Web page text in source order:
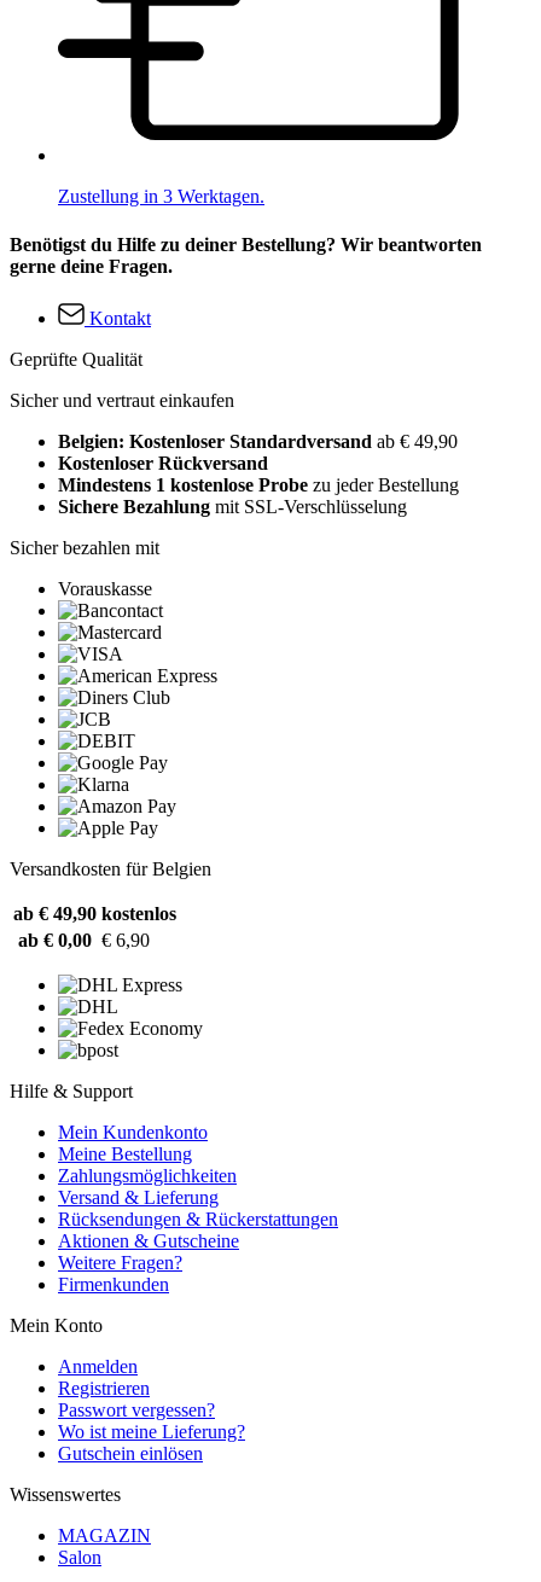
Zustellung in 3 Werktagen.
Benötigst du Hilfe zu deiner Bestellung? Wir beantworten
gerne deine Fragen.
Kontakt
Geprüfte Qualität
Sicher und vertraut einkaufen
Belgien: Kostenloser Standardversand ab € 49,90
Kostenloser Rückversand
Mindestens 1 kostenlose Probe zu jeder Bestellung
Sichere Bezahlung mit SSL-Verschlüsselung
Sicher bezahlen mit
Vorauskasse
Versandkosten für Belgien
ab € 49,90 kostenlos
ab € 0,00 € 6,90
Hilfe & Support
Mein Kundenkonto
Meine Bestellung
Zahlungsmöglichkeiten
Versand & Lieferung
Rücksendungen & Rückerstattungen
Aktionen & Gutscheine
Weitere Fragen?
Firmenkunden
Mein Konto
Anmelden
Registrieren
Passwort vergessen?
Wo ist meine Lieferung?
Gutschein einlösen
Wissenswertes
MAGAZIN
Salon